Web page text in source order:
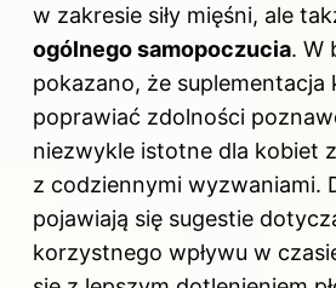
w zakresie siły mięśni, ale
ogólnego samopoczucia. W
pokazano, że suplementacja
poprawiać zdolności
niezwykle istotne dla kobiet
z codziennymi wyzwaniami.
pojawiają się sugestie
korzystnego wpływu w